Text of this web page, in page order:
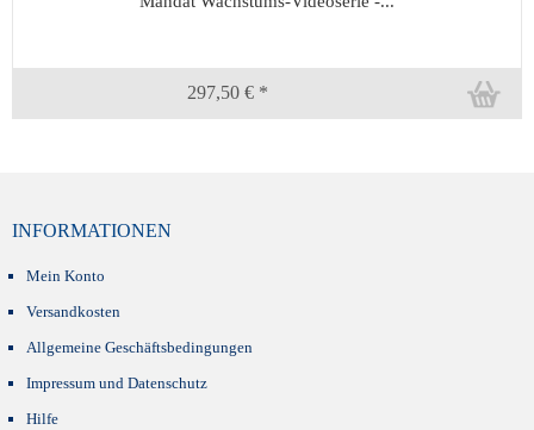
297,50 € *
INFORMATIONEN
Mein Konto
Versandkosten
Allgemeine Geschäftsbedingungen
Impressum und Datenschutz
Hilfe